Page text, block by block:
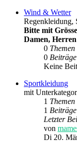
Wind & Wetter
Regenkleidung,
Bitte mit
Damen,
0 Themen
0 Beiträge
Keine
Sportkleidung
mit
1 Themen
1 Beiträge
Letzter
von
Di 20.